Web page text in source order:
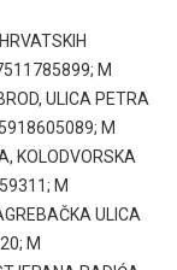
M
ULICA PETRA
M
KOLODVORSKA
M
ULICA
M